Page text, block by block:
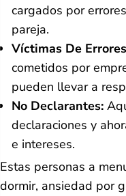
cargados por
pareja.
Víctimas De
cometidos por
pueden llevar a
No Declarantes:
declaraciones y
e intereses.
Estas personas a
dormir, ansiedad por